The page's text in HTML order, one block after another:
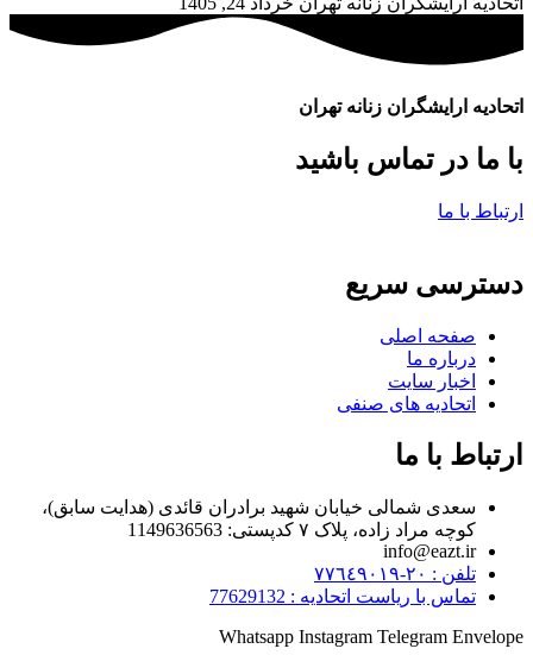
اتحادیه ارایشگران زنانه تهران
با ما در تماس باشید
ارتباط با ما
دسترسی سریع
صفحه اصلی
درباره ما
اخبار سایت
اتحادیه های صنفی
ارتباط با ما
سعدی شمالی خیابان شهید برادران قائدی (هدایت سابق)،
کوچه مراد زاده، پلاک ۷ کدپستی: 1149636563
info@eazt.ir
تلفن : ٢٠-٧٧٦٤٩٠١٩
تماس با ریاست اتحادیه : 77629132
Whatsapp Instagram Telegram Envelope